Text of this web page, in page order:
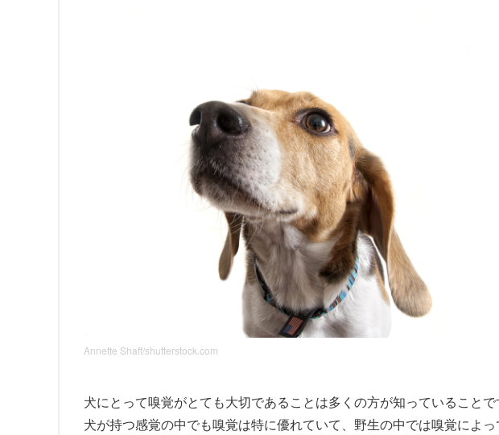
Annette Shaff/shutterstock.com
犬にとって嗅覚がとても大切であることは多くの方が知っていることで
犬が持つ感覚の中でも嗅覚は特に優れていて、野生の中では嗅覚によ